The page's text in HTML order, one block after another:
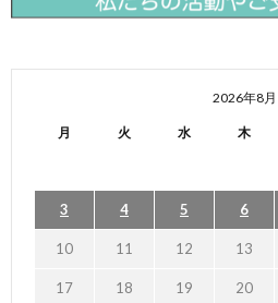
2026年8月
月 火 水 木
3 4 5 6
10 11 12 13
17 18 19 20